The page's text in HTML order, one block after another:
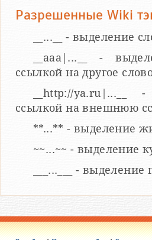
Разрешенные Wiki
__...__ - выделение
__aaa|...__ -
ссылкой на другое
__http://
ссылкой на внешнюю
**...** - выделение
~~...~~ - выделение
___...___ -